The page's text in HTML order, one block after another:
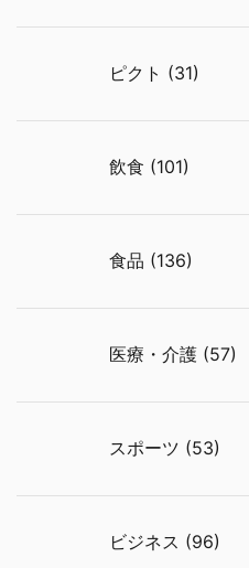
ピクト (31)
飲食 (101)
食品 (136)
医療・介護 (57)
スポーツ (53)
ビジネス (96)